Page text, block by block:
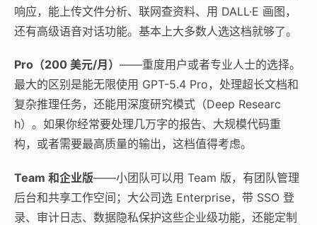
响应，能上传文件分析、联网查资料、用 DALL·E 画图，
还有高级语音对话功能。基本上大多数人选这档就够了。
Pro（200 美元/月） ——重度用户或者专业人士的选择。
最大的区别是能无限使用 GPT-5.4 Pro，处理超长文档和
复杂推理任务，还能用深度研究模式（Deep Researc
h）。如果你经常要处理几万字的报告、大规模代码重
构，或者需要最高质量的输出，这档值得考虑。
Team 和企业版——小团队可以用 Team 版，有团队管理
后台和共享工作空间；大公司选 Enterprise，带 SSO 登
录、审计日志、数据隐私保护这些企业级功能，还能定制